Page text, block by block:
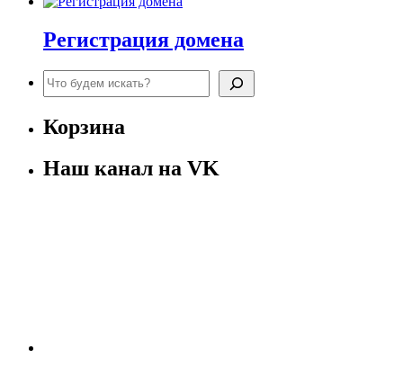
Регистрация домена
Поиск
Корзина
Наш канал на VK